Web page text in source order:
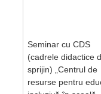
Seminar cu CDS
(cadrele didactice
sprijin) „Centrul de
resurse pentru